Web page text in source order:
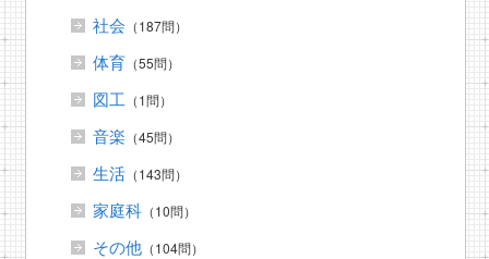
社会 （187問）
体育（55問）
図工 （1問）
音楽 （45問）
生活（143問）
家庭科（10問）
その他（104問）